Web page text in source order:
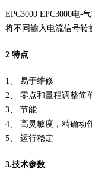
EPC3000 EPC3000电-
将不同输入电流信号转
2 特点
1、 易于维修
2、 零点和量程调整简
3、 节能
4、 高灵敏度，精确动
5、 运行稳定
3.技术参数